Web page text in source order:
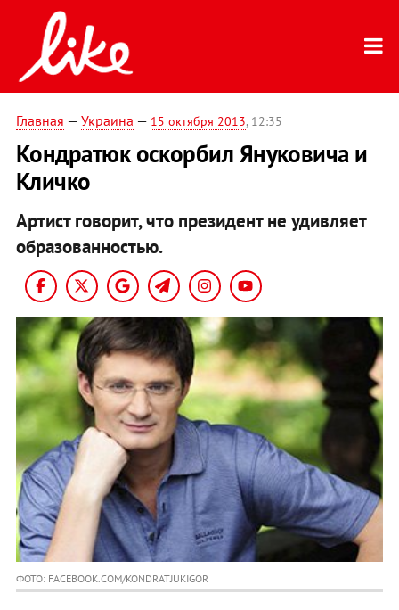
Главная — Украина — 15 октября 2013, 12:35
Кондратюк оскорбил Януковича и
Кличко
Артист говорит, что президент не удивляет
образованностью.
ФОТО: FACEBOOK.COM/KONDRATJUKIGOR